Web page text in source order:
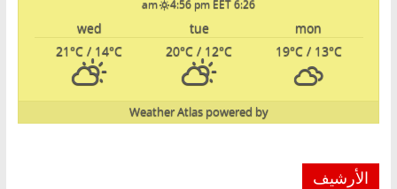
6:26 am
4:56 pm EET
mon
tue
wed
19°C/ 13°C
20°C / 12°C
21°C / 14°C
powered by
Weather Atlas
الأرشيف